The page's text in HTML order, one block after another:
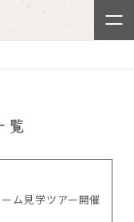
覧
ム見学ツアー開催